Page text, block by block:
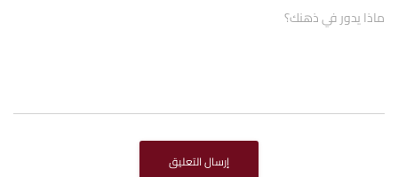
ماذا يدور في ذهنك؟